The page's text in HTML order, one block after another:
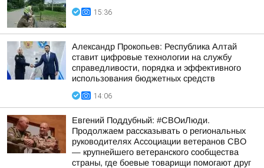
15:36
Александр Прокопьев: Республика Алтай
ставит цифровые технологии на службу
справедливости, порядка и эффективного
использования бюджетных средств
14:06
Евгений Поддубный: #СВОиЛюди.
Продолжаем рассказывать о региональных
руководителях Ассоциации ветеранов СВО
— крупнейшего ветеранского сообщества
страны, где боевые товарищи помогают друг